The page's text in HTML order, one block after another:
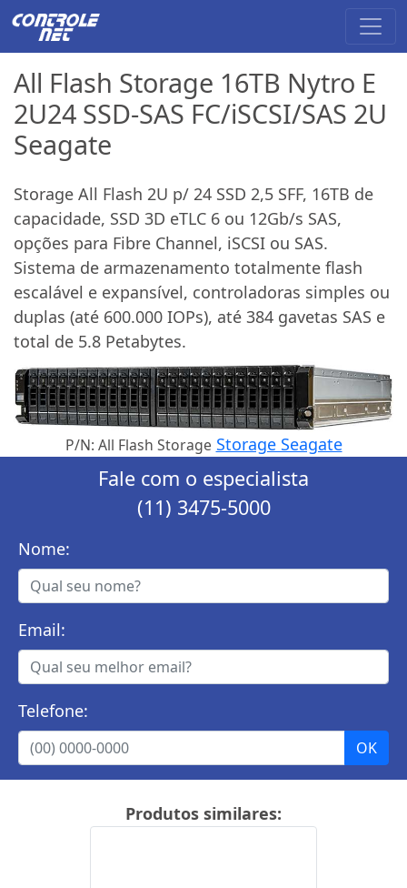
All Flash Storage 16TB Nytro E
2U24 SSD-SAS FC/iSCSI/SAS 2U
Seagate
Storage All Flash 2U p/ 24 SSD 2,5 SFF, 16TB de
capacidade, SSD 3D eTLC 6 ou 12Gb/s SAS,
opções para Fibre Channel, iSCSI ou SAS.
Sistema de armazenamento totalmente flash
escalável e expansível, controladoras simples ou
duplas (até 600.000 IOPs), até 384 gavetas SAS e
total de 5.8 Petabytes.
P/N: All Flash Storage Storage Seagate
Fale com o especialista
(11) 3475-5000
Nome:
Email:
Telefone:
Produtos similares: